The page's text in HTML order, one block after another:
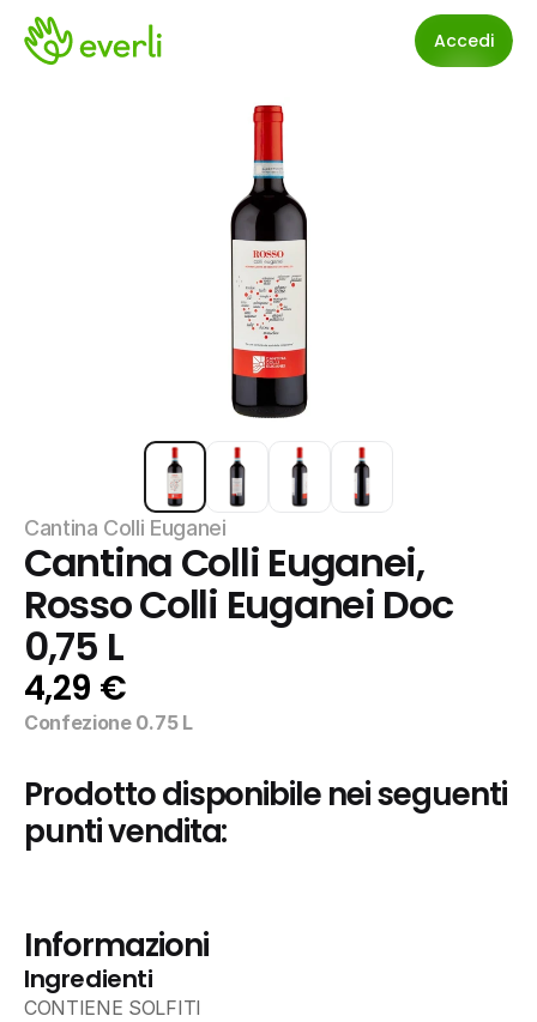
Accedi
Cantina Colli Euganei
Cantina Colli Euganei,
Rosso Colli Euganei Doc
0,75 L
4,29 €
Confezione 0.75 L
Prodotto disponibile nei seguenti
punti vendita:
Informazioni
Ingredienti
CONTIENE SOLFITI